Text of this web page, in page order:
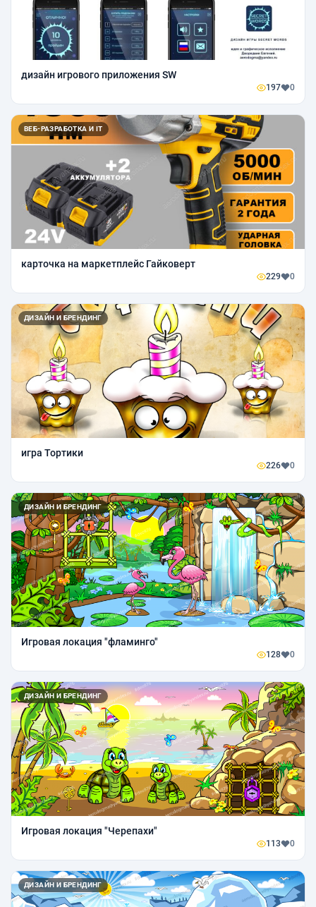
дизайн игрового приложения SW
197 0
ВЕБ-РАЗРАБОТКА И IT
карточка на маркетплейс Гайковерт
229 0
ДИЗАЙН И БРЕНДИНГ
игра Тортики
226 0
ДИЗАЙН И БРЕНДИНГ
Игровая локация "фламинго"
128 0
ДИЗАЙН И БРЕНДИНГ
Игровая локация "Черепахи"
113 0
ДИЗАЙН И БРЕНДИНГ